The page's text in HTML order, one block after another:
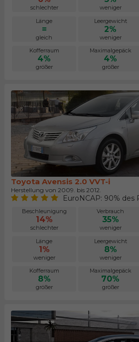
schlechter weniger
Länge
=
gleich
Leergewicht
2%
weniger
Kofferraum
4%
größer
Maximalgepäck
4%
größer
Toyota Avensis 2.0 VVT-i
Herstellung von 2009. bis 2012.
EuroNCAP: 90% des
Beschleunigung
14%
schlechter
Verbrauch
35%
weniger
Länge
1%
weniger
Leergewicht
8%
weniger
Kofferraum
8%
größer
Maximalgepäck
70%
größer